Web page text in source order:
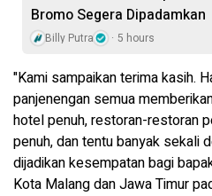
Bromo Segera Dipadamkan
Billy Putra 5 hours
"Kami sampaikan terima kasih.
panjenengan semua
hotel penuh, restoran-restoran
penuh, dan tentu banyak sekali
dijadikan kesempatan bagi
Kota Malang dan Jawa Timur